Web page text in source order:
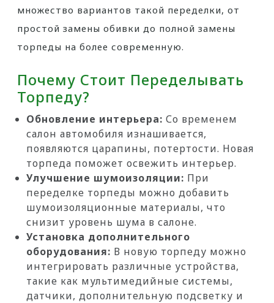
множество вариантов такой переделки, от
простой замены обивки до полной замены
торпеды на более современную.
Почему Стоит Переделывать
Торпеду?
Обновление интерьера: Со временем
салон автомобиля изнашивается,
появляются царапины, потертости. Новая
торпеда поможет освежить интерьер.
Улучшение шумоизоляции: При
переделке торпеды можно добавить
шумоизоляционные материалы, что
снизит уровень шума в салоне.
Установка дополнительного
оборудования: В новую торпеду можно
интегрировать различные устройства,
такие как мультимедийные системы,
датчики, дополнительную подсветку и